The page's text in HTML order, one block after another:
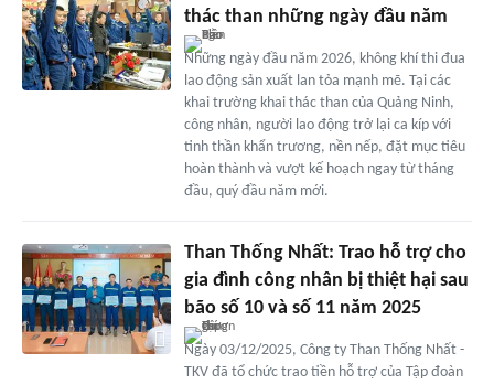
thác than những ngày đầu năm
Những ngày đầu năm 2026, không khí thi đua
lao động sản xuất lan tỏa mạnh mẽ. Tại các
khai trường khai thác than của Quảng Ninh,
công nhân, người lao động trở lại ca kíp với
tinh thần khẩn trương, nền nếp, đặt mục tiêu
hoàn thành và vượt kế hoạch ngay từ tháng
đầu, quý đầu năm mới.
Than Thống Nhất: Trao hỗ trợ cho
gia đình công nhân bị thiệt hại sau
bão số 10 và số 11 năm 2025
Ngày 03/12/2025, Công ty Than Thống Nhất -
TKV đã tổ chức trao tiền hỗ trợ của Tập đoàn